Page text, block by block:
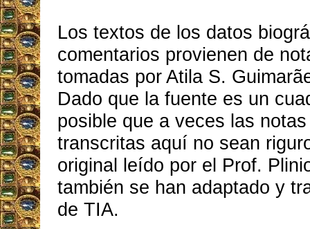
Los textos de los datos
comentarios provienen de
tomadas por Atila S.
Dado que la fuente es un
posible que a veces las
transcritas aquí no sean
original leído por el Prof.
también se han adaptado y
de TIA.